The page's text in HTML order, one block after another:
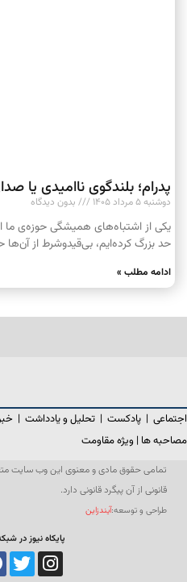
پدرام؛ بلندگوی ناامیدی یا
دوشنبه ۵ مرداد ۱۴۰۵ بدون دیدگاه
یکی از اشتباه‌های همیشگی حوزه‌ی ما
حد بزرگ کرده‌ایم، بی‌قیدوشرط از آن‌ها
ادامه مطلب »
اجتماعی | پادکست | تحلیل و یادداشت |
مصاحبه ها | ویژه مقاومت
تمامی حقوق مادی و معنوی این وب سایت
قانونی از آن پیگرد قانونی دارد.
طراحی و توسعه:آیندزاین
پایکاه نیوز در